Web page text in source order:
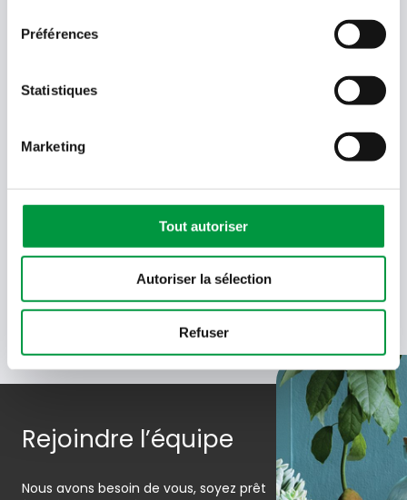
Préférences
Statistiques
Marketing
Tout autoriser
Autoriser la sélection
Refuser
Votre
adresse
Language
Quel code est dans l'image ?
Saisissez les caractères présents
dans l'image.
En soumettant votre adresse e-mail, vous acceptez de
recevoir des e-mails de Cactus et acceptez la politique de
données de Cactus.En savoir plus
Rejoindre l’équipe
Nous avons besoin de vous, soyez prêt